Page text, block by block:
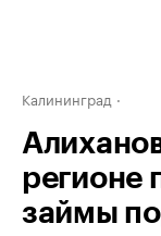
Калининград
регионе
займы